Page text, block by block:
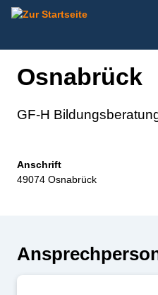
Osnabrück
GF-H
Anschrift
49074 Osnabrück